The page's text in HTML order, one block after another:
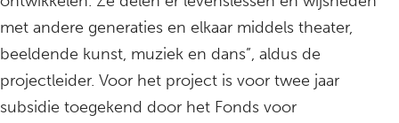
met andere generaties en elkaar middels theater,
beeldende kunst, muziek en dans”, aldus de
projectleider. Voor het project is voor twee jaar
subsidie toegekend door het Fonds voor